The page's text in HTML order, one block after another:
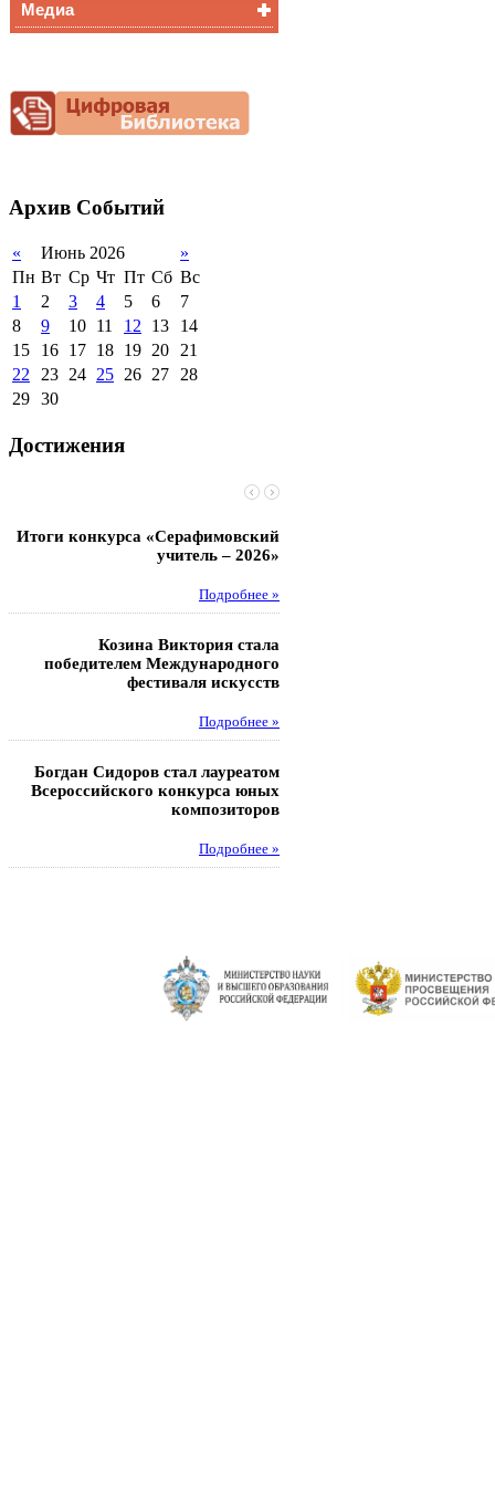
Снижение
документационной
нагрузки
Медиа
Архив Событий
« Июнь 2026
»
Пн Вт Ср Чт Пт Сб Вс
1
2 3 4 5 6
7
8
9 10 11 12 13
14
15
16 17 18 19 20 21
22 23 24 25 26 27 28
29 30
Достижения
Итоги конкурса «Серафимовский
учитель – 2026»
Подробнее »
Козина Виктория стала
победителем Международного
фестиваля искусств
Подробнее »
Богдан Сидоров стал лауреатом
Всероссийского конкурса юных
композиторов
Подробнее »